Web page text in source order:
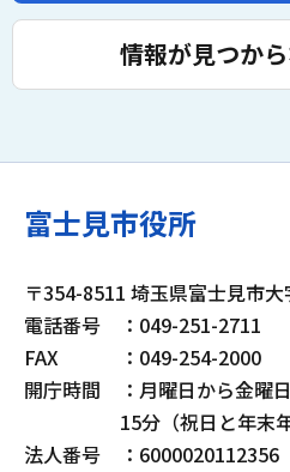
情報が見つか
富士見市役所
〒354-8511 埼玉県富
電話番号
：049-251-2711
FAX
：049-254-2000
開庁時間
：月曜日から金曜
15分（祝日と年末
法人番号
：6000020112356